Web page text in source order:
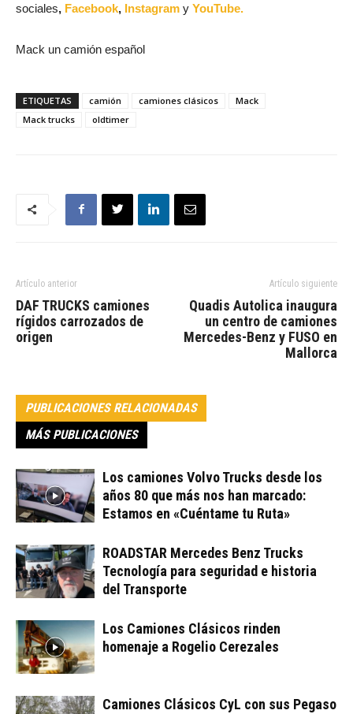
sociales, Facebook, Instagram y YouTube.
Mack un camión español
ETIQUETAS camión camiones clásicos
Mack
Mack trucks
oldtimer
Artículo anterior
DAF TRUCKS camiones
rígidos carrozados de
origen
Artículo siguiente
Quadis Autolica inaugura
un centro de camiones
Mercedes-Benz y FUSO en
Mallorca
PUBLICACIONES RELACIONADAS
MÁS PUBLICACIONES
Los camiones Volvo Trucks desde los
años 80 que más nos han marcado:
Estamos en «Cuéntame tu Ruta»
ROADSTAR Mercedes Benz Trucks
Tecnología para seguridad e historia
del Transporte
Los Camiones Clásicos rinden
homenaje a Rogelio Cerezales
Camiones Clásicos CyL con sus Pegaso